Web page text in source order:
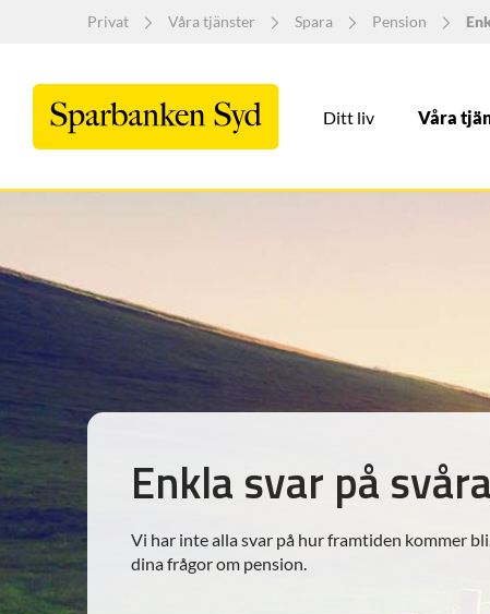
Privat Våra tjänster Spara Pension
Ditt liv Våra
Enkla svar på
Vi har inte alla svar på hur framtiden kommer
dina frågor om pension.